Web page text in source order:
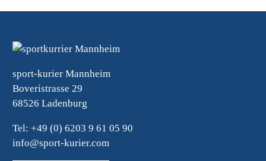
sport-kurier Mannheim
Boveristrasse 29
68526 Ladenburg
Tel: +49 (0) 6203 9 61 05 90
info@sport-kurier.com